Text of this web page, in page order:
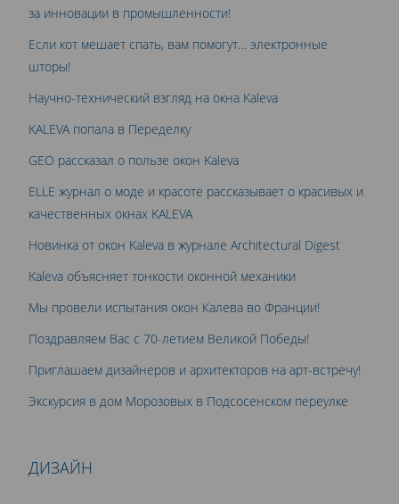
за инновации в промышленности!
Если кот мешает спать, вам помогут… электронные
шторы!
Научно-технический взгляд на окна Kaleva
KALEVA попала в Переделку
GEO рассказал о пользе окон Kaleva
ELLE журнал о моде и красоте рассказывает о красивых и
качественных окнах KALEVA
Новинка от окон Kaleva в журнале Architectural Digest
Kaleva объясняет тонкости оконной механики
Мы провели испытания окон Калева во Франции!
Поздравляем Вас c 70-летием Великой Победы!
Приглашаем дизайнеров и архитекторов на арт-встречу!
Экскурсия в дом Морозовых в Подсосенском переулке
ДИЗАЙН